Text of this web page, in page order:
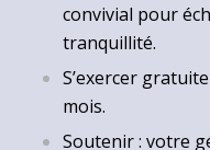
convivial pour
tranquillité.
S’exercer
mois.
Soutenir : votre